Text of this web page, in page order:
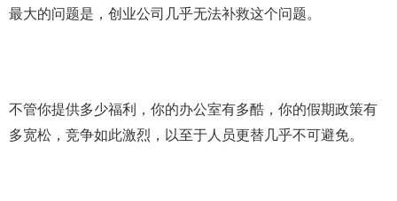
最大的问题是，创业公司几乎无法补救这个问题。
不管你提供多少福利，你的办公室有多酷，你的假期政策有
多宽松，竞争如此激烈，以至于人员更替几乎不可避免。